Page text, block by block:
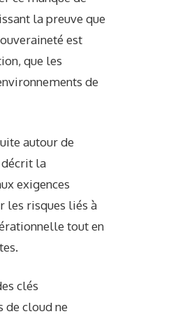
la preuve que
est
que les
de
autour de
la
exigences
les risques liés à
tout en
clés
de cloud ne